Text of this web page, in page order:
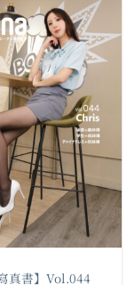
真書】Vol.044